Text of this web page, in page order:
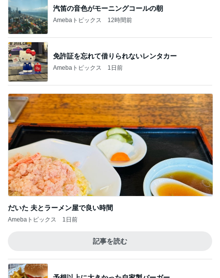
汽笛の音色がモーニングコールの朝
Amebaトピックス 12時間前
免許証を忘れて借りられないレンタカー
Amebaトピックス 1日前
だいた 夫とラーメン屋で良い時間
Amebaトピックス 1日前
記事を読む